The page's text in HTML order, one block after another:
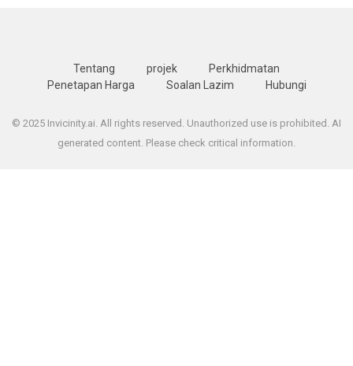
Tentang projek
Perkhidmatan
Penetapan Harga
Soalan Lazim Hubungi
© 2025 Invicinity.ai. All rights reserved. Unauthorized use is prohibited. AI
generated content. Please check critical information.